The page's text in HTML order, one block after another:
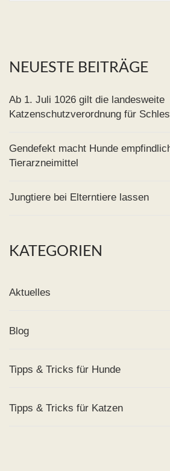
NEUESTE BEITRÄGE
Ab 1. Juli 1026 gilt die landesweite
Katzenschutzverordnung für
Gendefekt macht Hunde
Tierarzneimittel
Jungtiere bei Elterntiere lassen
KATEGORIEN
Aktuelles
Blog
Tipps & Tricks für Hunde
Tipps & Tricks für Katzen